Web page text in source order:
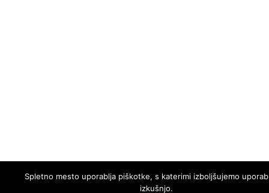
Spletno mesto uporablja piškotke, s katerimi izboljšujemo
izkušnjo.